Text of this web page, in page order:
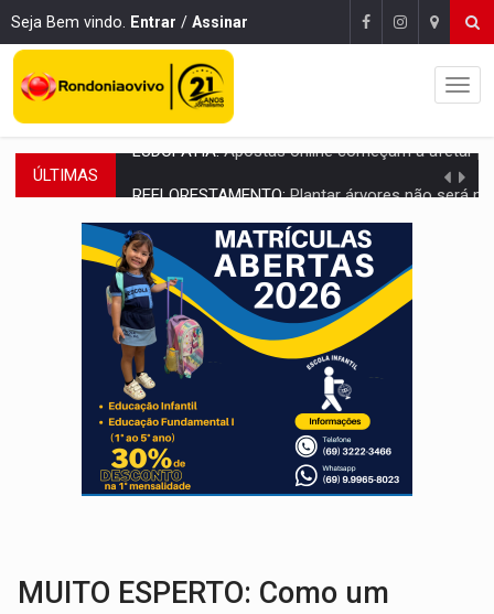
Seja Bem vindo. Entrar / Assinar
ÚLTIMAS Plantar árvores não será mais suficiente para
OVNIS NA LUA:Cientistas alertam para possível base secreta no satélite
ACABOU COM PEUGEOT:Incêndio destrói carro que era rebocado para oficina
VÍDEO: Ladrão é filmado furtando moto na frente do bar
BOLSAS DE PESQUISA: Iniciativa Amazônia+10 lança chamada para fortalecer
MATERIAL: Brasil tem grandes reservas de urânio, mas produz pouco e
VÍDEO: Serpente capturada na fábrica da Coca-Cola é
HOMENAGEM: Cientistas cassados pelo AI-5 se tornam pesquisadores
MUITO ESPERTO: Como um